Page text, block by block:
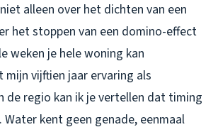
alleen over het dichten van een
het stoppen van een domino-effect
weken je hele woning kan
mijn vijftien jaar ervaring als
de regio kan ik je vertellen dat timing
Water kent geen genade, eenmaal